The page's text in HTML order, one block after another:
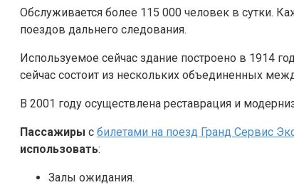
Обслуживается более 115 000 человек в сутки.
поездов дальнего следования.
Используемое сейчас здание построено в 1914
сейчас состоит из нескольких объединенных
В 2001 году осуществлена реставрация и
Пассажиры с билетами на поезд Гранд Сервис
использовать:
Залы ожидания.